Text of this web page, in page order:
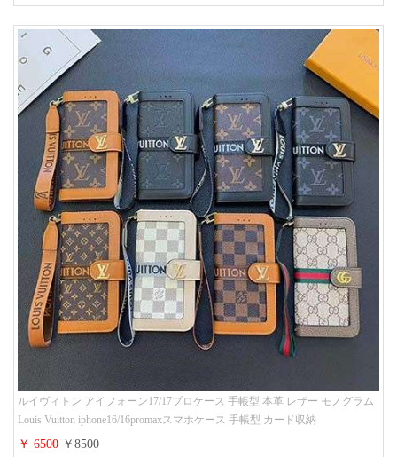
ルイヴィトン アイフォーン17/17プロケース 手帳型 本革 レザー モノグラム
Louis Vuitton iphone16/16promaxスマホケース 手帳型 カード収納
iphone15/14/13ケース ビジネス風 GUCCI galaxy s26/s25/s24ケース 手帳型 大
￥ 6500￥8500